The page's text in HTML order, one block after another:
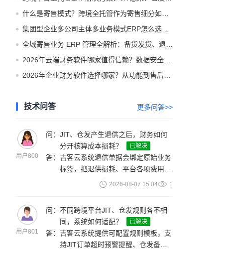
集团型企业多公司主体多业务模式ERP怎么选？2026年选型评分模型与主流厂商实测对比
2026年云端财务软件哪家值得信赖？数据安全与合规解析
2026年企业财务软件选择哪家？从功能到售后全方位选型攻略
技术问答 更多问答>>
用户800
问： JIT、仓发产生退供之后，财务如何
分开核算成本损耗？
已解决
答： 吉客云系统退供单据会绑定原始业务
标签，把退供损耗、平台各项费用自
动归集到对应JIT或者仓发业务单
2026-08-07 15:04 1
用户801
问： 不同跨境平台JIT、仓发规则各不相
同，系统如何适配？
已解决
答： 吉客云系统提供可配置规则模板，支
持JIT订单超时预警提醒、仓发备货